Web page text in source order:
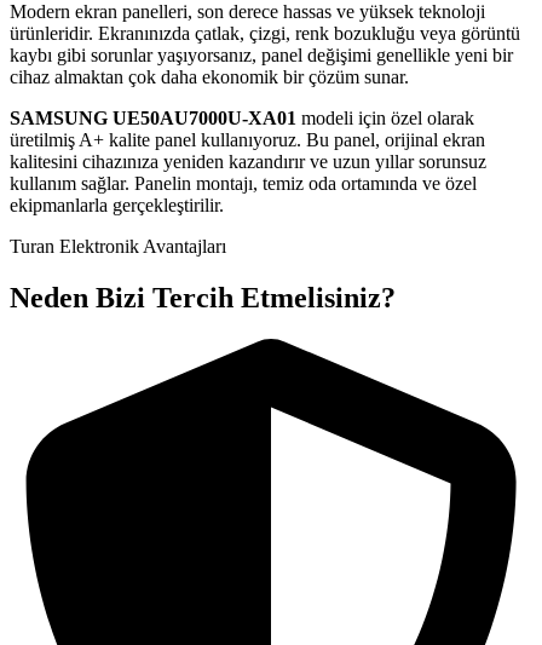
Modern ekran panelleri, son derece hassas ve yüksek teknoloji
ürünleridir. Ekranınızda çatlak, çizgi, renk bozukluğu veya görüntü
kaybı gibi sorunlar yaşıyorsanız, panel değişimi genellikle yeni bir
cihaz almaktan çok daha ekonomik bir çözüm sunar.
SAMSUNG UE50AU7000U-XA01 modeli için özel olarak
üretilmiş A+ kalite panel kullanıyoruz. Bu panel, orijinal ekran
kalitesini cihazınıza yeniden kazandırır ve uzun yıllar sorunsuz
kullanım sağlar. Panelin montajı, temiz oda ortamında ve özel
ekipmanlarla gerçekleştirilir.
Turan Elektronik Avantajları
Neden Bizi Tercih Etmelisiniz?